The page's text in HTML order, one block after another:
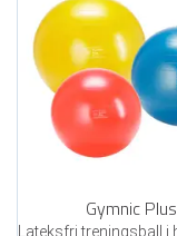
Gymnic Plus